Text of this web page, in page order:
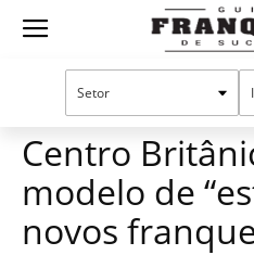
Guia
Mercado de franquias
Centro
modelo de
novos